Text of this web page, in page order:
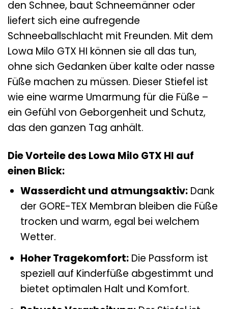
den Schnee, baut Schneemänner oder
liefert sich eine aufregende
Schneeballschlacht mit Freunden. Mit dem
Lowa Milo GTX HI können sie all das tun,
ohne sich Gedanken über kalte oder nasse
Füße machen zu müssen. Dieser Stiefel ist
wie eine warme Umarmung für die Füße –
ein Gefühl von Geborgenheit und Schutz,
das den ganzen Tag anhält.
Die Vorteile des Lowa Milo GTX HI auf
einen Blick:
Wasserdicht und atmungsaktiv:Dank
der GORE-TEX Membran bleiben die Füße
trocken und warm, egal bei welchem
Wetter.
Hoher Tragekomfort:Die Passform ist
speziell auf Kinderfüße abgestimmt und
bietet optimalen Halt und Komfort.